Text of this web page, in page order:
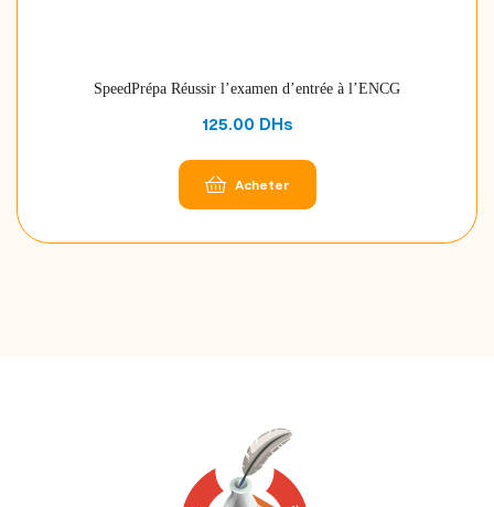
SpeedPrépa Réussir l’examen d’entrée à l’ENCG
125.00 DHs
Acheter